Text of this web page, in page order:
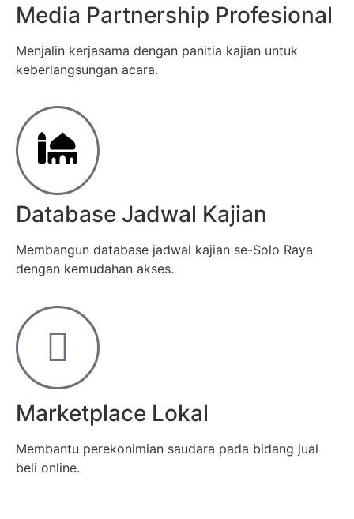
Media Partnership Profesional
Menjalin kerjasama dengan panitia kajian untuk
keberlangsungan acara.
Database Jadwal Kajian
Membangun database jadwal kajian se-Solo Raya
dengan kemudahan akses.
Marketplace Lokal
Membantu perekonimian saudara pada bidang jual
beli online.